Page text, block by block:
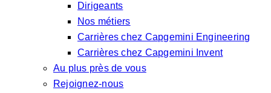
Dirigeants
Nos métiers
Carrières chez Capgemini Engineering
Carrières chez Capgemini Invent
Au plus près de vous
Rejoignez-nous